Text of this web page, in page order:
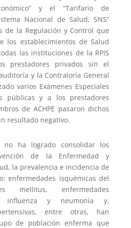
y el “Tarifario de
Nacional de Salud, SNS”
de la Regulación y Control que
los establecimientos de Salud
las instituciones de la RPIS
prestadores privados sin el
y la Contraloría General
varios Exámenes Especiales
públicas y a los prestadores
de ACHPE pasaron dichos
resultado negativo.
ha logrado consolidar los
de la Enfermedad y
la prevalencia e incidencia de
enfermedades isquémicas del
mellitus, enfermedades
influenza y neumonía y,
entre otras, han
de población enferma que